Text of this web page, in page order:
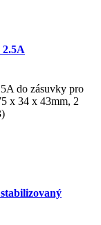
2.5A
do zásuvky pro
x 34 x 43mm, 2